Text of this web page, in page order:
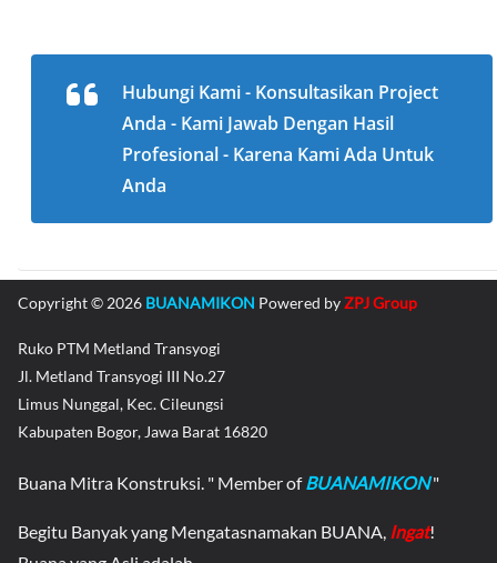
Hubungi Kami - Konsultasikan Project
Anda - Kami Jawab Dengan Hasil
Profesional - Karena Kami Ada Untuk
Anda
Copyright © 2026 BUANAMIKON Powered byZPJ Group
Ruko PTM Metland Transyogi
Jl. Metland Transyogi III No.27
Limus Nunggal, Kec. Cileungsi
Kabupaten Bogor, Jawa Barat 16820
Buana Mitra Konstruksi. " Member ofBUANAMIKON"
Begitu Banyak yang Mengatasnamakan BUANA, Ingat!